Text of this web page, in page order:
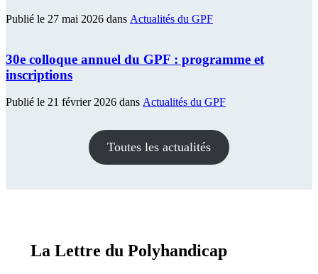
Publié le 27 mai 2026 dans Actualités du GPF
30e colloque annuel du GPF : programme et
inscriptions
Publié le 21 février 2026 dans Actualités du GPF
Toutes les actualités
La Lettre du Polyhandicap